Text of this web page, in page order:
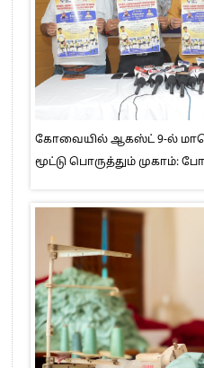
கோவையில் ஆகஸ்ட் 9-ல்
மூட்டு பொருத்தும் முகாம்: